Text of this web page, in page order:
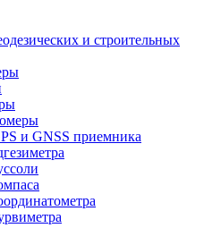
и строительных
и GNSS приемника